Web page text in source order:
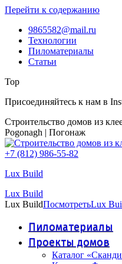
Перейти к содержанию
9865582@mail.ru
Технологии
Пиломатериалы
Статьи
Top
Присоединяйтесь к нам в
Строительство домов из
Pogonagh | Погонаж
+7 (812) 986-55-82
Lux Build
Lux Build
Lux BuildПосмотретьLux
Пиломатериалы
Проекты домов
Каталог